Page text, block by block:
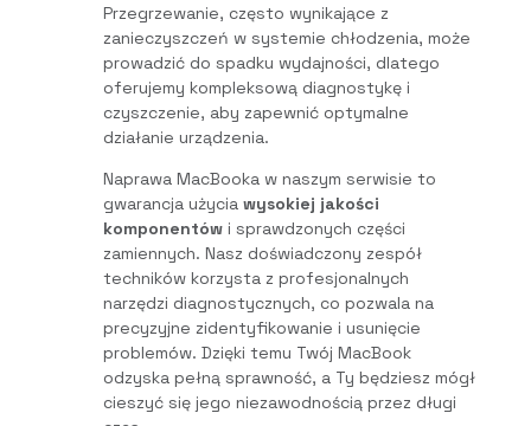
Przegrzewanie, często wynikające z
zanieczyszczeń w systemie chłodzenia, może
prowadzić do spadku wydajności, dlatego
oferujemy kompleksową diagnostykę i
czyszczenie, aby zapewnić optymalne
działanie urządzenia.
Naprawa MacBooka w naszym serwisie to
gwarancja użycia wysokiej jakości
komponentów i sprawdzonych części
zamiennych. Nasz doświadczony zespół
techników korzysta z profesjonalnych
narzędzi diagnostycznych, co pozwala na
precyzyjne zidentyfikowanie i usunięcie
problemów. Dzięki temu Twój MacBook
odzyska pełną sprawność, a Ty będziesz mógł
cieszyć się jego niezawodnością przez długi